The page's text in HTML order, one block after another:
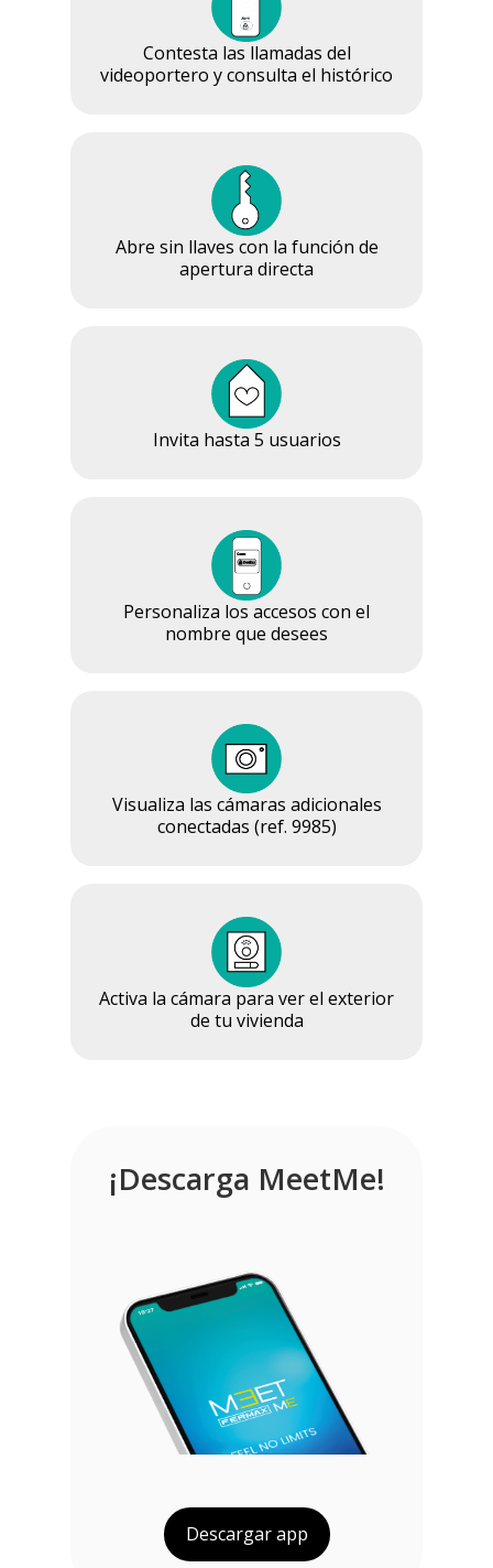
Contesta las llamadas del
videoportero y consulta el histórico
Abre sin llaves con la función de
apertura directa
Invita hasta 5 usuarios
Personaliza los accesos con el
nombre que desees
Visualiza las cámaras adicionales
conectadas (ref. 9985)
Activa la cámara para ver el exterior
de tu vivienda
¡Descarga MeetMe!
Descargar app